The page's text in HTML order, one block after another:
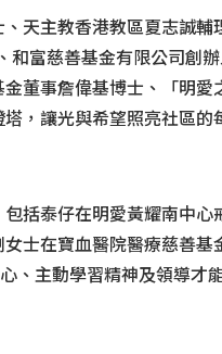
天主教香港教區夏志誠
富慈善基金有限公司創
董事詹偉基博士、「明
，讓光與希望照亮社區的
括泰仔在明愛黃耀南中
士在寶血醫院醫療慈善
、主動學習精神及領導才